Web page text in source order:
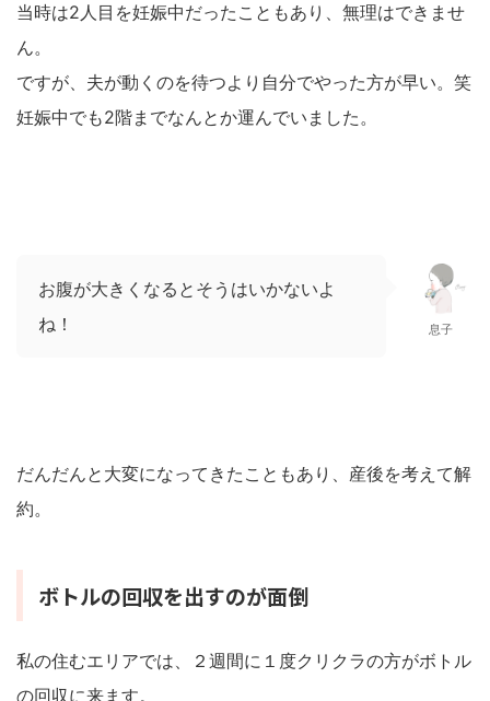
当時は2人目を妊娠中だったこともあり、無理はできませ
ん。
ですが、夫が動くのを待つより自分でやった方が早い。笑
妊娠中でも2階までなんとか運んでいました。
お腹が大きくなるとそうはいかないよ
ね！
息子
だんだんと大変になってきたこともあり、産後を考えて解
約。
ボトルの回収を出すのが面倒
私の住むエリアでは、２週間に１度クリクラの方がボトル
の回収に来ます。